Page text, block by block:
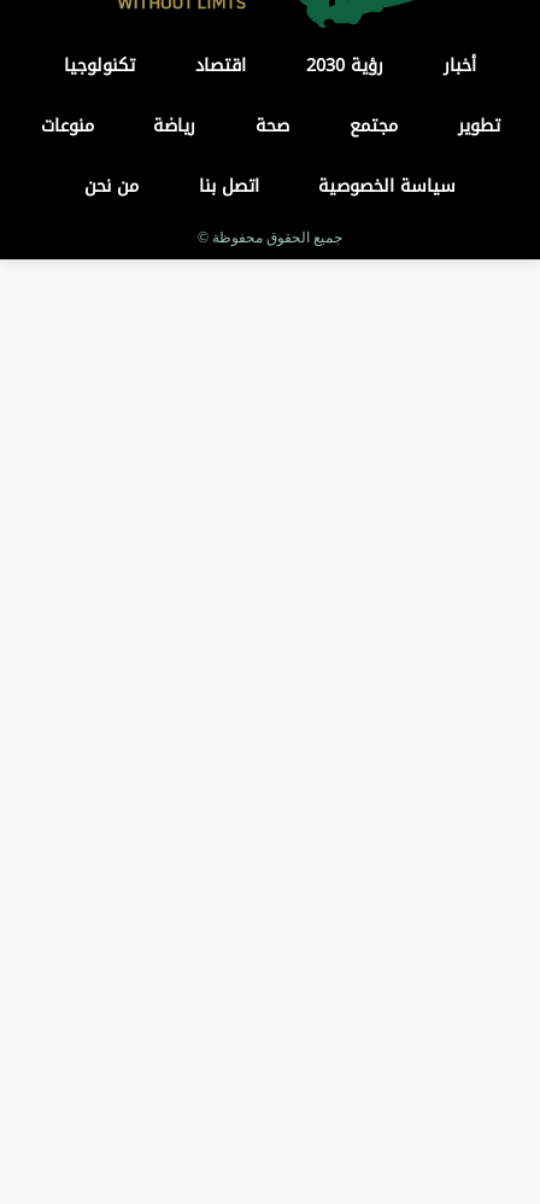
أخبار رؤية 2030 اقتصاد
تكنولوجيا
تطوير
مجتمع صحة رياضة
منوعات
سياسة الخصوصية
اتصل بنا من نحن
جميع الحقوق محفوظة ©